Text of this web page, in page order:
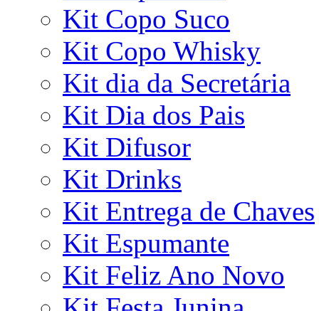
Kit Copo Suco
Kit Copo Whisky
Kit dia da Secretária
Kit Dia dos Pais
Kit Difusor
Kit Drinks
Kit Entrega de Chaves
Kit Espumante
Kit Feliz Ano Novo